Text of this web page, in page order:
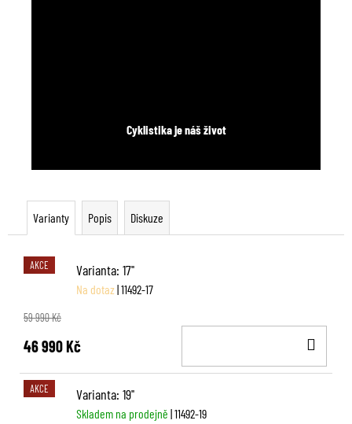
Cyklistika je náš život
Varianty Popis Diskuze
AKCE Varianta: 17''
Na dotaz| 11492-17
59 990 Kč
46 990 Kč
AKCE Varianta: 19''
Skladem na prodejně | 11492-19